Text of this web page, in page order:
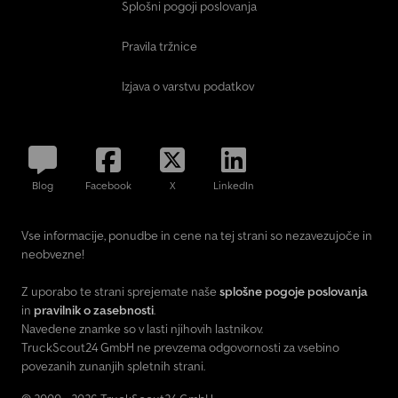
further hidden costs - Load rating reduction available for a
simply enter "Dapper Anhänger" in your search engine. Photos
Splošni pogoji poslovanja
Pravila tržnice
Izjava o varstvu podatkov
Blog Facebook X LinkedIn
Vse informacije, ponudbe in cene na tej strani so nezavezujoče in
neobvezne!
Z uporabo te strani sprejemate naše splošne pogoje poslovanja
in pravilnik o zasebnosti.
Navedene znamke so v lasti njihovih lastnikov.
TruckScout24 GmbH ne prevzema odgovornosti za vsebino
povezanih zunanjih spletnih strani.